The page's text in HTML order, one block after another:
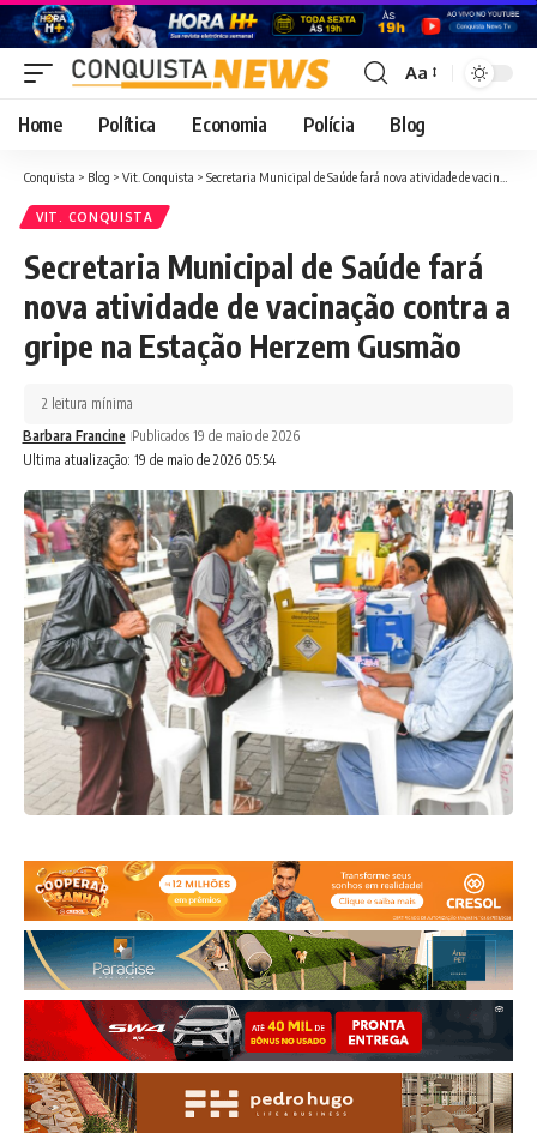
Font
Resizer
Aa
Home Política Economia Polícia Blog
Conquista > Blog > Vit. Conquista > Secretaria Municipal de Saúde fará nova atividade de vacinação contra a gripe na Estação Herzem Gusmão
VIT. CONQUISTA
Secretaria Municipal de Saúde fará
nova atividade de vacinação contra a
gripe na Estação Herzem Gusmão
Ultima atualização: 19 de maio de 2026 05:54
Barbara Francine Publicados 19 de maio de 2026
2 leitura mínima